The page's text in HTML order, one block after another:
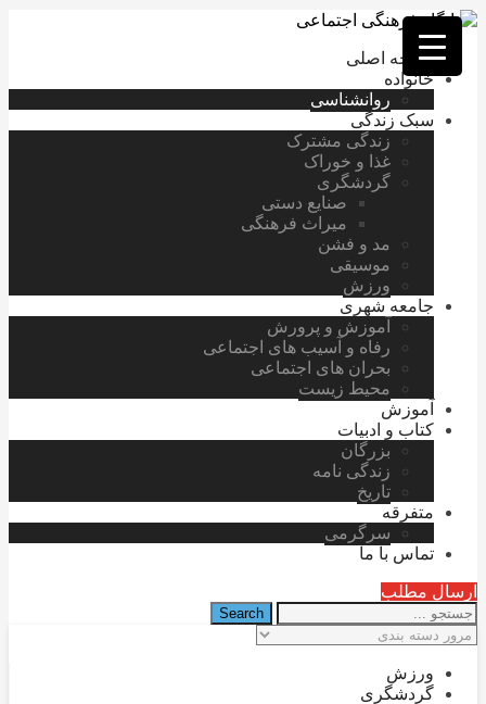
فصد
خون
غرب
تهران
خشکشویی
تصفیه
تهران
صفحه اصلی
خانواده
روانشناسی
سبک زندگی
زندگی مشترک
غذا و خوراک
گردشگری
صنایع دستی
میراث فرهنگی
مد و فشن
موسیقی
ورزش
جامعه شهری
آموزش و پرورش
رفاه و آسیب های اجتماعی
بحران های اجتماعی
محیط زیست
آموزش
کتاب و ادبیات
بزرگان
زندگی نامه
تاریخ
متفرقه
سرگرمی
تماس با ما
ارسال مطلب
ورزش
گردشگری